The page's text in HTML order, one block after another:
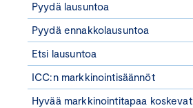
Pyydä lausuntoa
Pyydä ennakkolausuntoa
Etsi lausuntoa
ICC:n markkinointisäännöt
Hyvää markkinointitapaa koskevat